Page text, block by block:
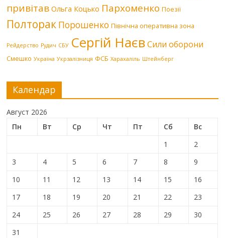
привітав Ольга Коцько Пархоменко Поезії
Полторак Порошенко Північна оперативна зона
Рейдерство Рудич СБУ Сергій Наєв Сили оборони
Смешко Україна Укрзалізниця ФСБ Харахаліль Штейнберг
Календар
Август 2026
Пн
Вт Ср Чт Пт Сб
Вс
1
2
3
4 5 6 7 8
9
10
11 12 13 14 15
16
17
18 19 20 21 22
23
24
25 26 27 28 29
30
31